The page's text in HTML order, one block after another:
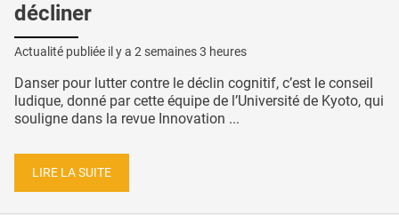
décliner
Actualité publiée il y a 2 semaines 3 heures
Danser pour lutter contre le déclin cognitif, c’est le conseil
ludique, donné par cette équipe de l’Université de Kyoto, qui
souligne dans la revue Innovation ...
LIRE LA SUITE